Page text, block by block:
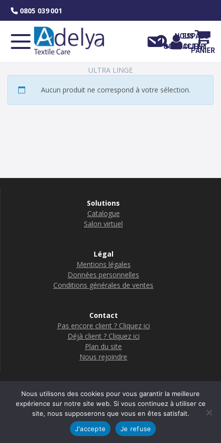
0805 039 001
NOUS
CONTACTER
ESPACE
CLIENT
PANIER
ULTRA LINGE
Aucun produit ne correspond à votre sélection.
Solutions
Catalogue
Salon virtuel
Légal
Mentions légales
Données personnelles
Conditions générales de ventes
Contact
Pas encore client ? Cliquez ici
Déjà client ? Cliquez ici
Plan du site
Nous rejoindre
Boutique Adelya Textile Care
© 2026 Adelya
Nous utilisons des cookies pour vous garantir la meilleure
expérience sur notre site web. Si vous continuez à utiliser ce
site, nous supposerons que vous en êtes satisfait.
J'accepte
Je refuse